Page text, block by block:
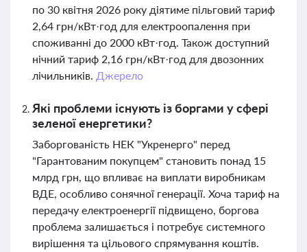
по 30 квітня 2026 року діятиме пільговий тариф
2,64 грн/кВт·год для електроопалення при
споживанні до 2000 кВт·год. Також доступний
нічний тариф 2,16 грн/кВт·год для двозонних
лічильників. Джерело
Які проблеми існують із боргами у сфері
зеленої енергетики?
Заборгованість НЕК "Укренерго" перед
"Гарантованим покупцем" становить понад 15
млрд грн, що впливає на виплати виробникам
ВДЕ, особливо сонячної генерації. Хоча тариф на
передачу електроенергії підвищено, боргова
проблема залишається і потребує системного
вирішення та цільового спрямування коштів.